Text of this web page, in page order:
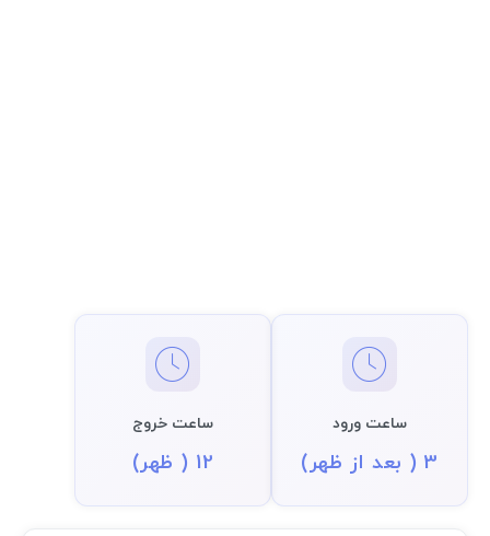
ساعت ورود
3 ( بعد از ظهر)
ساعت خروج
12 ( ظهر)